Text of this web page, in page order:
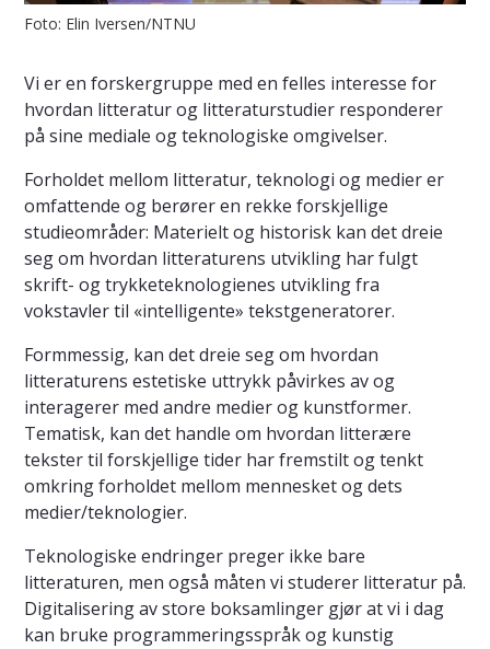
Foto: Elin Iversen/NTNU
Vi er en forskergruppe med en felles interesse for
hvordan litteratur og litteraturstudier responderer
på sine mediale og teknologiske omgivelser.
Forholdet mellom litteratur, teknologi og medier er
omfattende og berører en rekke forskjellige
studieområder: Materielt og historisk kan det dreie
seg om hvordan litteraturens utvikling har fulgt
skrift- og trykketeknologienes utvikling fra
vokstavler til «intelligente» tekstgeneratorer.
Formmessig, kan det dreie seg om hvordan
litteraturens estetiske uttrykk påvirkes av og
interagerer med andre medier og kunstformer.
Tematisk, kan det handle om hvordan litterære
tekster til forskjellige tider har fremstilt og tenkt
omkring forholdet mellom mennesket og dets
medier/teknologier.
Teknologiske endringer preger ikke bare
litteraturen, men også måten vi studerer litteratur på.
Digitalisering av store boksamlinger gjør at vi i dag
kan bruke programmeringsspråk og kunstig